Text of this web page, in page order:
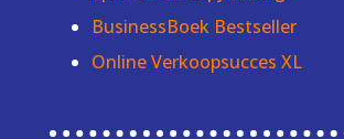
BusinessBoek Bestseller
Online Verkoopsucces XL